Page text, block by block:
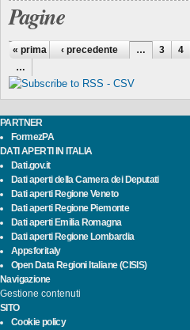
Pagine
« prima ‹ precedente … 3 4
…
PARTNER
FormezPA
DATI APERTI IN ITALIA
Dati.gov.it
Dati aperti della Camera dei Deputati
Dati aperti Regione Veneto
Dati aperti Regione Piemonte
Dati aperti Emilia Romagna
Dati aperti Regione Lombardia
Appsforitaly
Open Data Regioni Italiane (CISIS)
Navigazione
Gestione contenuti
SITO
Cookie policy